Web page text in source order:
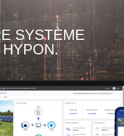
SYSTÈME